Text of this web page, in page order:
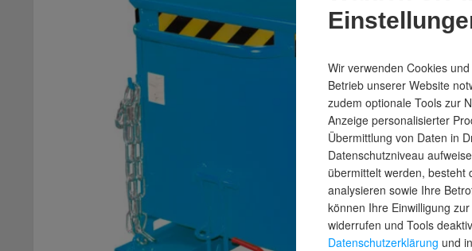
Wir verwenden Cookies
Betrieb unserer Website
zudem optionale Tools zur
Anzeige personalisierter
Übermittlung von Daten in
Datenschutzniveau
übermittelt werden, besteht
analysieren sowie Ihre
können Ihre Einwilligung
widerrufen und Tools
Datenschutzerklärung und